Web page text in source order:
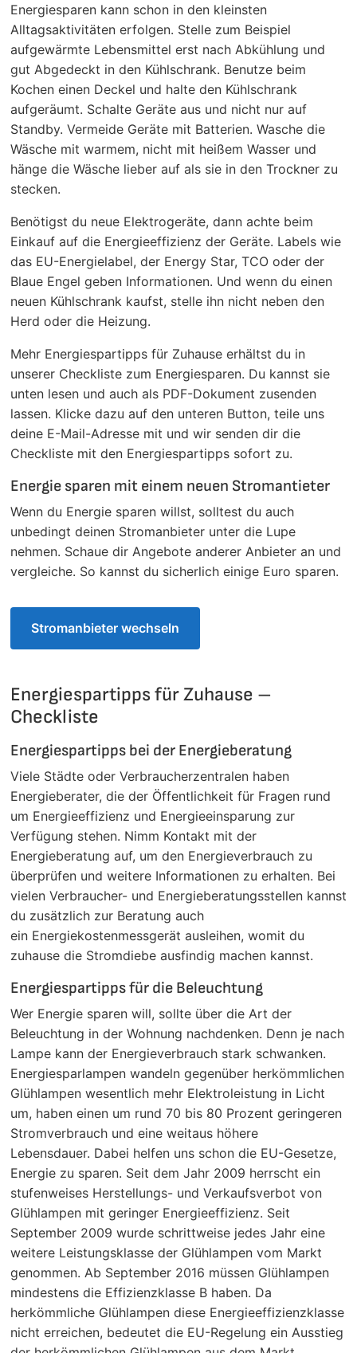
Energiesparen kann schon in den kleinsten
Alltagsaktivitäten erfolgen. Stelle zum Beispiel
aufgewärmte Lebensmittel erst nach Abkühlung und
gut Abgedeckt in den Kühlschrank. Benutze beim
Kochen einen Deckel und halte den Kühlschrank
aufgeräumt. Schalte Geräte aus und nicht nur auf
Standby. Vermeide Geräte mit Batterien. Wasche die
Wäsche mit warmem, nicht mit heißem Wasser und
hänge die Wäsche lieber auf als sie in den Trockner zu
stecken.
Benötigst du neue Elektrogeräte, dann achte beim
Einkauf auf die Energieeffizienz der Geräte. Labels wie
das EU-Energielabel, der Energy Star, TCO oder der
Blaue Engel geben Informationen. Und wenn du einen
neuen Kühlschrank kaufst, stelle ihn nicht neben den
Herd oder die Heizung.
Mehr Energiespartipps für Zuhause erhältst du in
unserer Checkliste zum Energiesparen. Du kannst sie
unten lesen und auch als PDF-Dokument zusenden
lassen. Klicke dazu auf den unteren Button, teile uns
deine E-Mail-Adresse mit und wir senden dir die
Checkliste mit den Energiespartipps sofort zu.
Energie sparen mit einem neuen Stromantieter
Wenn du Energie sparen willst, solltest du auch
unbedingt deinen Stromanbieter unter die Lupe
nehmen. Schaue dir Angebote anderer Anbieter an und
vergleiche. So kannst du sicherlich einige Euro sparen.
Stromanbieter wechseln
Energiespartipps für Zuhause –
Checkliste
Energiespartipps bei der Energieberatung
Viele Städte oder Verbraucherzentralen haben
Energieberater, die der Öffentlichkeit für Fragen rund
um Energieeffizienz und Energieeinsparung zur
Verfügung stehen. Nimm Kontakt mit der
Energieberatung auf, um den Energieverbrauch zu
überprüfen und weitere Informationen zu erhalten. Bei
vielen Verbraucher- und Energieberatungsstellen kannst
du zusätzlich zur Beratung auch
ein Energiekostenmessgerät ausleihen, womit du
zuhause die Stromdiebe ausfindig machen kannst.
Energiespartipps für die Beleuchtung
Wer Energie sparen will, sollte über die Art der
Beleuchtung in der Wohnung nachdenken. Denn je nach
Lampe kann der Energieverbrauch stark schwanken.
Energiesparlampen wandeln gegenüber herkömmlichen
Glühlampen wesentlich mehr Elektroleistung in Licht
um, haben einen um rund 70 bis 80 Prozent geringeren
Stromverbrauch und eine weitaus höhere
Lebensdauer. Dabei helfen uns schon die EU-Gesetze,
Energie zu sparen. Seit dem Jahr 2009 herrscht ein
stufenweises Herstellungs- und Verkaufsverbot von
Glühlampen mit geringer Energieeffizienz. Seit
September 2009 wurde schrittweise jedes Jahr eine
weitere Leistungsklasse der Glühlampen vom Markt
genommen. Ab September 2016 müssen Glühlampen
mindestens die Effizienzklasse B haben. Da
herkömmliche Glühlampen diese Energieeffizienzklasse
nicht erreichen, bedeutet die EU-Regelung ein Ausstieg